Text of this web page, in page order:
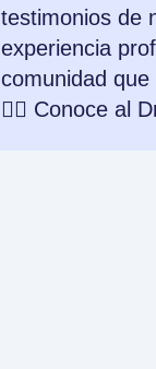
testimonios de
experiencia
comunidad
👨‍⚕️ Conoce al